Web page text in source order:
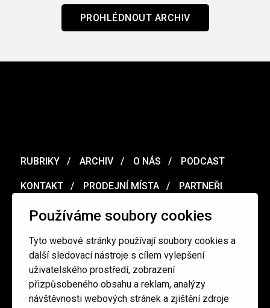
Používáme soubory cookies
Tyto webové stránky používají soubory cookies a
další sledovací nástroje s cílem vylepšení
uživatelského prostředí, zobrazení
přizpůsobeného obsahu a reklam, analýzy
návštěvnosti webových stránek a zjištění zdroje
PROHLÉDNOUT ARCHIV
RUBRIKY ARCHIV O NÁS PODCAST
KONTAKT PRODEJNÍ MÍSTA PARTNEŘI
MERCH VOUCHER
Ochrana osobních údajů / Obchodní podmínky
redakce@cinepur.cz